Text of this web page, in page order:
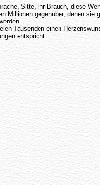
Sitte, ihr Brauch, diese
gegenüber, denen
Tausenden einen
entspricht.